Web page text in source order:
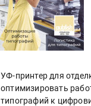
УФ-принтер для
оптимизировать
типографий к